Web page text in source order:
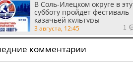
В Соль-Илецком округе в эту
субботу пройдет фестиваль
казачьей культуры
3 августа, 12:45 1
комментарии